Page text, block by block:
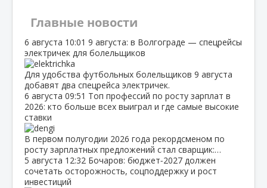
Главные новости
6 августа 10:01 9 августа: в Волгограде — спецрейсы
электричек для болельщиков
Для удобства футбольных болельщиков 9 августа
добавят два спецрейса электричек.
6 августа 09:51 Топ профессий по росту зарплат в
2026: кто больше всех выиграл и где самые высокие
ставки
В первом полугодии 2026 года рекордсменом по
росту зарплатных предложений стал сварщик:…
5 августа 12:32 Бочаров: бюджет‑2027 должен
сочетать осторожность, соцподдержку и рост
инвестиций